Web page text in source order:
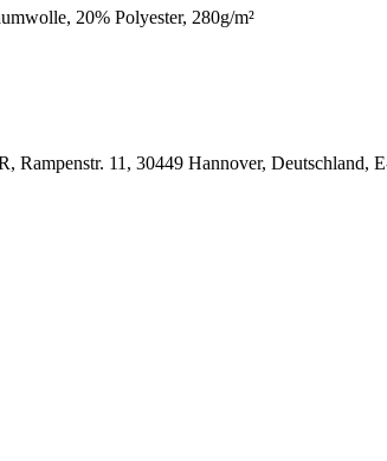
20% Polyester, 280g/m²
11, 30449 Hannover, Deutschland,